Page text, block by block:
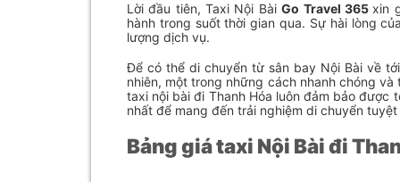
Lời đầu tiên, Taxi Nội BàiGo Travel 365xin
hành trong suốt thời gian qua. Sự hài lòng
lượng dịch vụ.
Để có thể di chuyển từ sân bay Nội Bài về
nhiên, một trong những cách nhanh chóng
taxi nội bài đi Thanh Hóa luôn đảm bảo
nhất để mang đến trải nghiệm di chuyển
Bảng giá taxi Nội Bài đi